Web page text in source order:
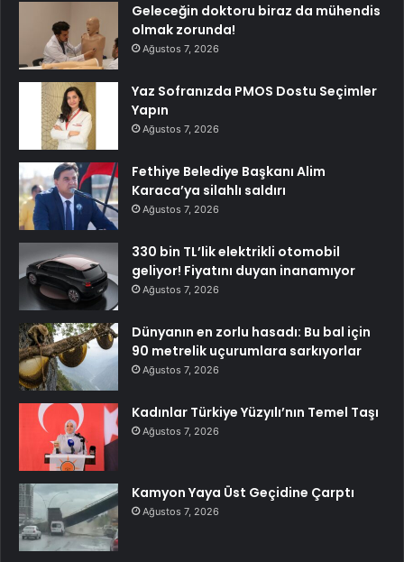
Geleceğin doktoru biraz da mühendis
olmak zorunda!
Ağustos 7, 2026
Yaz Sofranızda PMOS Dostu Seçimler
Yapın
Ağustos 7, 2026
Fethiye Belediye Başkanı Alim
Karaca’ya silahlı saldırı
Ağustos 7, 2026
330 bin TL’lik elektrikli otomobil
geliyor! Fiyatını duyan inanamıyor
Ağustos 7, 2026
Dünyanın en zorlu hasadı: Bu bal için
90 metrelik uçurumlara sarkıyorlar
Ağustos 7, 2026
Kadınlar Türkiye Yüzyılı’nın Temel Taşı
Ağustos 7, 2026
Kamyon Yaya Üst Geçidine Çarptı
Ağustos 7, 2026